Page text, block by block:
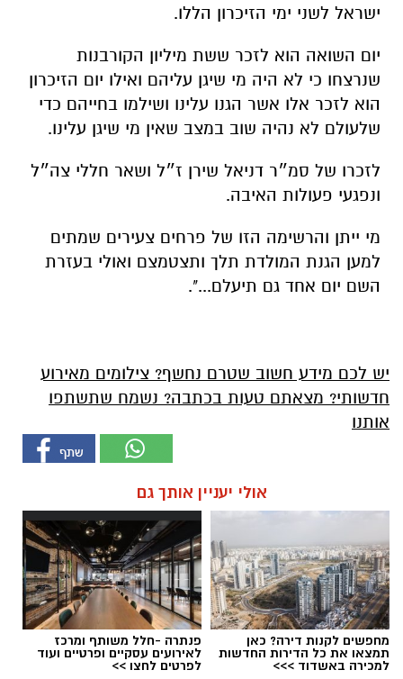
ישראל לשני ימי הזיכרון הללו.
יום השואה הוא לזכר ששת מיליון הקורבנות
שנרצחו כי לא היה מי שיגן עליהם ואילו יום הזיכרון
הוא לזכר אלו אשר הגנו עלינו ושילמו בחייהם כדי
שלעולם לא נהיה שוב במצב שאין מי שיגן עלינו.
לזכרו של סמ״ר דניאל שירן ז״ל ושאר חללי צה״ל
ונפגעי פעולות האיבה.
מי ייתן והרשימה הזו של פרחים צעירים שמתים
למען הגנת המולדת תלך ותצטמצם ואולי בעזרת
השם יום אחד גם תיעלם...".
יש לכם מידע חשוב שטרם נחשף? צילומים מאירוע
חדשותי? מצאתם טעות בכתבה? נשמח שתשתפו
אותנו
אולי יעניין אותך גם
מחפשים לקנות דירה? כאן
תמצאו את כל הדירות החדשות
למכירה באשדוד >>>
פנתרה -חלל משותף ומרכז
לאירועים עסקיים ופרטיים ועוד
לפרטים לחצו >>